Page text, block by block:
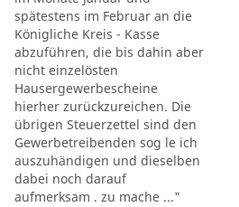
spätestens im Februar an die
Königliche Kreis - Kasse
abzuführen, die bis dahin aber
nicht einzelösten
Hausergewerbescheine
hierher zurückzureichen. Die
übrigen Steuerzettel sind den
Gewerbetreibenden sog le ich
auszuhändigen und dieselben
dabei noch darauf
aufmerksam . zu mache ..."